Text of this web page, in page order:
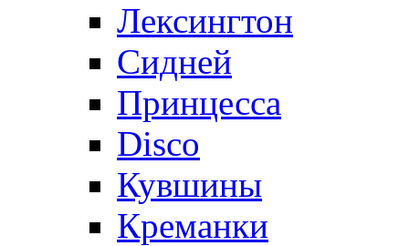
Лексингтон
Сидней
Принцесса
Disco
Кувшины
Креманки